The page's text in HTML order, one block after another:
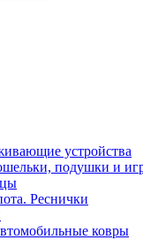
устройства
подушки и
Реснички
ковры